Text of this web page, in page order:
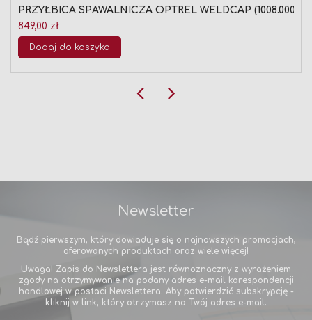
PRZYŁBICA SPAWALNICZA OPTREL WELDCAP (1008.000)
849,00 zł
Dodaj do koszyka
Newsletter
Bądź pierwszym, który dowiaduje się o najnowszych promocjach,
oferowanych produktach oraz wiele więcej!
Uwaga! Zapis do Newslettera jest równoznaczny z wyrażeniem
zgody na otrzymywanie na podany adres e-mail korespondencji
handlowej w postaci Newslettera. Aby potwierdzić subskrypcję -
kliknij w link, który otrzymasz na Twój adres e-mail.